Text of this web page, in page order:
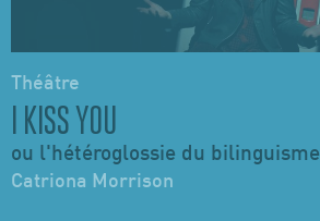
Théâtre
I KISS YOU
ou l'hétéroglossie du bilinguisme
Catriona Morrison